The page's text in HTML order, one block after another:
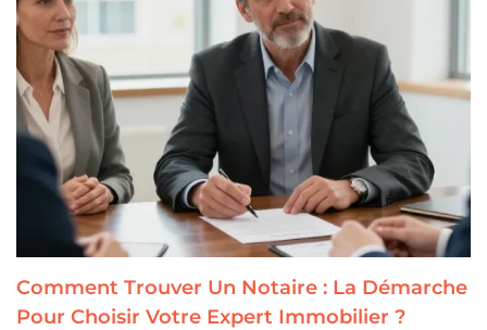
Comment Trouver Un Notaire : La Démarche
Pour Choisir Votre Expert Immobilier ?